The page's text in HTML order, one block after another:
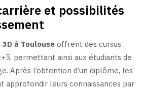
et possibilités
à Toulouseoffrent des cursus
permettant ainsi aux étudiants de
Après l’obtention d’un diplôme, les
approfondir leurs connaissances par